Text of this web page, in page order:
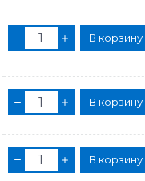
В корзину
В корзину
В корзину